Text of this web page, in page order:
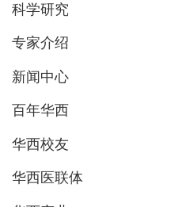
科学研究
专家介绍
新闻中心
百年华西
华西校友
华西医联体